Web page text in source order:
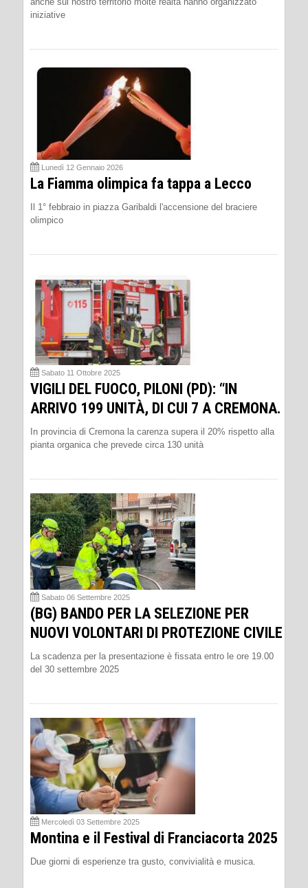
iniziative
Lunedì 12 Gennaio 2026
La Fiamma olimpica fa tappa a Lecco
Il 1° febbraio in piazza Garibaldi l'accensione del braciere
olimpico
Sabato 11 Ottobre 2025
VIGILI DEL FUOCO, PILONI (PD): “IN
ARRIVO 199 UNITÀ, DI CUI 7 A CREMONA.
In provincia di Cremona la carenza supera il 20% rispetto alla
pianta organica che prevede circa 130 unità
Sabato 06 Settembre 2025
(BG) BANDO PER LA SELEZIONE PER
NUOVI VOLONTARI DI PROTEZIONE CIVILE
La scadenza per la presentazione è fissata entro le ore 19.00
del 30 settembre 2025
Mercoledì 03 Settembre 2025
Montina e il Festival di Franciacorta 2025
Due giorni di esperienze tra gusto, convivialità e musica.